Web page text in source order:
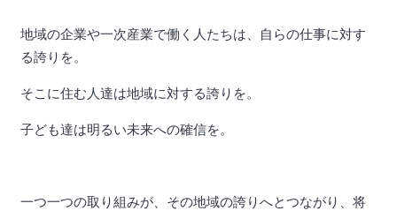
地域の企業や一次産業で働く人たちは、自らの仕事に対す
る誇りを。
そこに住む人達は地域に対する誇りを。
子ども達は明るい未来への確信を。
一つ一つの取り組みが、その地域の誇りへとつながり、将